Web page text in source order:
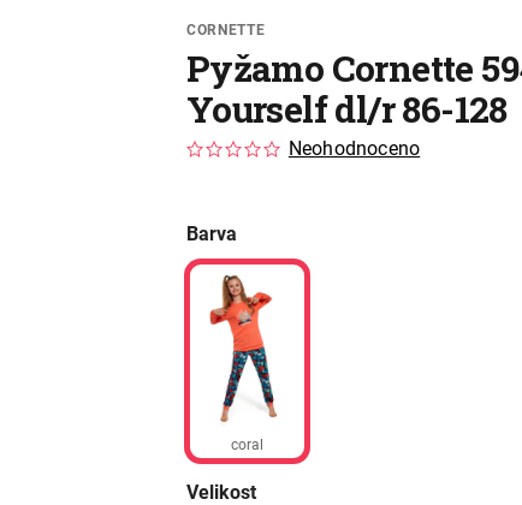
CORNETTE
Pyžamo Cornette
Yourself dl/r 86-128
Neohodnoceno
Barva
coral
Velikost